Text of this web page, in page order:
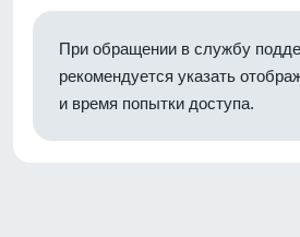
При обращении в службу
рекомендуется указать
и время попытки доступа.